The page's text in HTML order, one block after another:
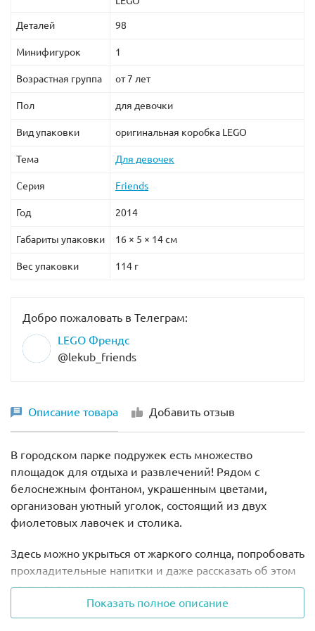
Деталей 98
Минифигурок 1
Возрастная группа от 7 лет
Пол для девочки
Вид упаковки оригинальная коробка LEGO
Тема Для девочек
Серия Friends
Год 2014
Габариты упаковки 16 × 5 × 14 см
Вес упаковки 114 г
Добро пожаловать в Телеграм:
LEGO Френдс
@lekub_friends
Описание товара Добавить отзыв
В городском парке подружек есть множество
площадок для отдыха и развлечений! Рядом с
белоснежным фонтаном, украшенным цветами,
организован уютный уголок, состоящий из двух
фиолетовых лавочек и столика.
Здесь можно укрыться от жаркого солнца, попробовать
прохладительные напитки и даже рассказать об этом
удивительном месте друзьям, написав письмо и
опустив его в красный почтовый ящик.
Показать полное описание